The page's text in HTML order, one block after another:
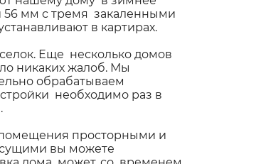
56 мм с тремя закаленными
в картирах.
Еще несколько домов
никаких жалоб. Мы
обрабатываем
необходимо раз в
помещения просторными и
вы можете